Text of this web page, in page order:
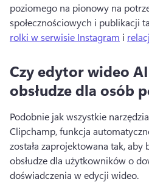
poziomego na pionowy na
społecznościowych i publikacji
rolki w serwisie Instagram i
Czy edytor wideo
obsłudze dla osób
Podobnie jak wszystkie
Clipchamp, funkcja
została zaprojektowana tak, aby
obsłudze dla użytkowników o
doświadczenia w edycji wideo.